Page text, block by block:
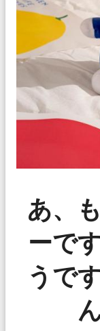
あ、
ーで
うで